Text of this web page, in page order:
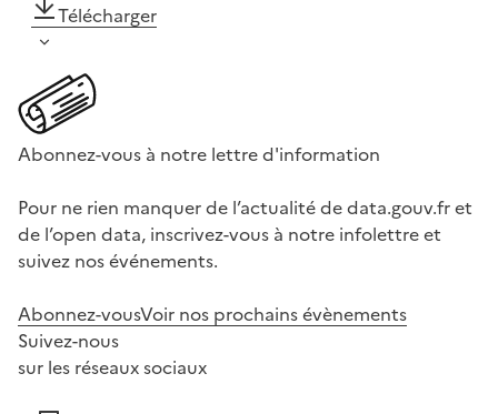
Télécharger
Abonnez-vous à notre lettre d'information
Pour ne rien manquer de l’actualité de data.gouv.fr et
de l’open data, inscrivez-vous à notre infolettre et
suivez nos événements.
Abonnez-vousVoir nos prochains évènements
Suivez-nous
sur les réseaux sociaux